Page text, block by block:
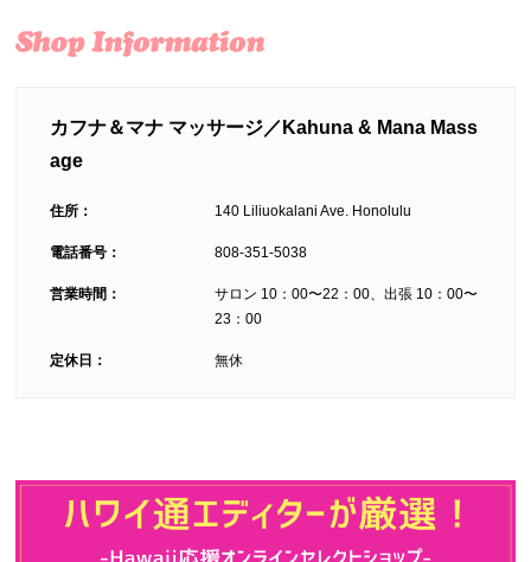
カフナ＆マナ マッサージ／Kahuna & Mana Mass
age
住所： 140 Liliuokalani Ave. Honolulu
電話番号： 808-351-5038
営業時間：
サロン 10：00〜22：00、出張 10：00〜
23：00
定休日： 無休